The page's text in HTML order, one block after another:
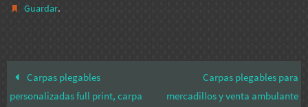
Guardar.
Carpas plegables
personalizadas full print, carpa
Carpas plegables para
mercadillos y venta ambulante